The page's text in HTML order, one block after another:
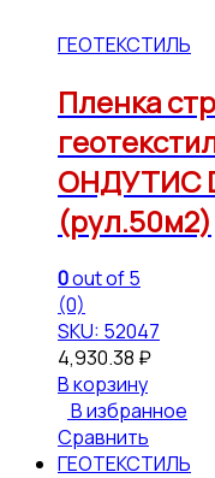
ГЕОТЕКСТИЛЬ
Пленка
ОНДУТИС
(рул.50м2)
0out of 5
(0)
SKU: 52047
4,930.38 ₽
В корзину
В избранное
Сравнить
ГЕОТЕКСТИЛЬ